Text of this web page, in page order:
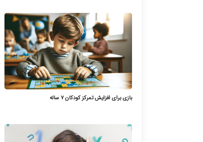
بازی برای افزایش تمرکز کودکان ۷ ساله